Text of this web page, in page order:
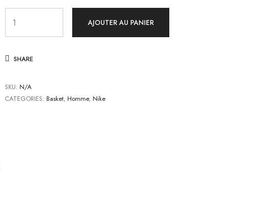
quantité
de
Sacai
Iris
AJOUTER AU PANIER
SHARE
SKU: N/A
CATEGORIES: Basket, Homme, Nike